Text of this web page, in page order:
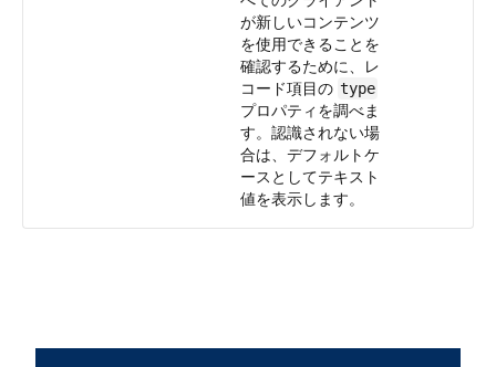
が新しいコンテンツ
を使用できることを
確認するために、レ
コード項目の type
プロパティを調べま
す。認識されない場
合は、デフォルトケ
ースとしてテキスト
値を表示します。